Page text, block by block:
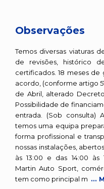
Observações
Temos diversas viaturas
de revisões, histórico
certificados. 18 meses
acordo, (conforme artigo
de Abril, alterado
Possibilidade de
entrada. (Sob consulta)
temos uma equipa
forma profissional e
nossas instalações,
às 13:00 e das 14:00 às
Martin Auto Sport,
tem como principal m ...